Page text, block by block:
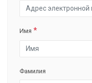
Имя
Фамилия